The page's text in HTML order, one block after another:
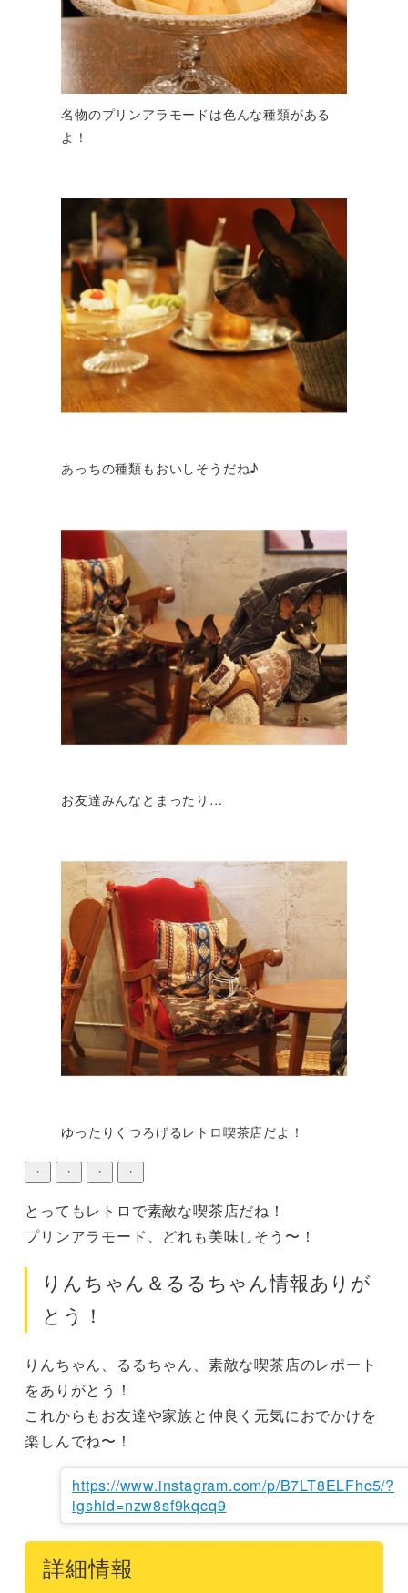
名物のプリンアラモードは色んな種類がある
よ！
あっちの種類もおいしそうだね♪
お友達みんなとまったり…
ゆったりくつろげるレトロ喫茶店だよ！
・ ・ ・ ・
とってもレトロで素敵な喫茶店だね！
プリンアラモード、どれも美味しそう〜！
りんちゃん＆るるちゃん情報ありが
とう！
りんちゃん、るるちゃん、素敵な喫茶店のレポート
をありがとう！
これからもお友達や家族と仲良く元気におでかけを
楽しんでね〜！
https://www.instagram.com/p/B7LT8ELFhc5/?
igshid=nzw8sf9kqcq9
詳細情報